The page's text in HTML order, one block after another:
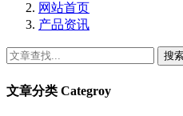
网站首页
产品资讯
搜
文章分类 Categroy